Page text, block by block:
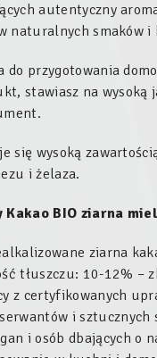
autentyczny
naturalnych smaków
do przygotowania
stawiasz na
się wysoką
i żelaza.
Kakao BIO ziarna
ziarna
tłuszczu: 10-12% –
z certyfikowanych
i sztucznych
i osób dbających o